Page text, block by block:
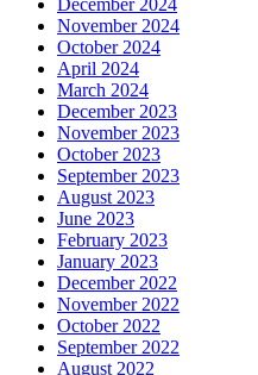
December 2024
November 2024
October 2024
April 2024
March 2024
December 2023
November 2023
October 2023
September 2023
August 2023
June 2023
February 2023
January 2023
December 2022
November 2022
October 2022
September 2022
August 2022